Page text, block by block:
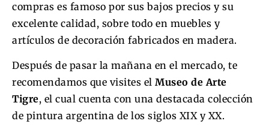
compras es famoso por sus bajos precios y su
excelente calidad, sobre todo en muebles y
artículos de decoración fabricados en madera.
Después de pasar la mañana en el mercado, te
recomendamos que visites el Museo de Arte
Tigre, el cual cuenta con una destacada colección
de pintura argentina de los siglos XIX y XX.